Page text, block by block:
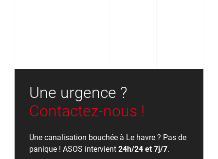
Une urgence ?
Contactez-nous !
Une canalisation bouchée à Le havre ? Pas de
panique ! ASOS intervient 24h/24 et 7j/7.